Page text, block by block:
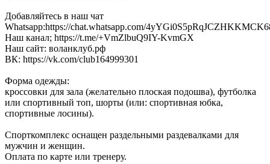
Добавляйтесь в наш чат
Whatsapp:https://chat.whatsapp.com/
Наш канал; https://t.me/+VmZlbuQ9IY-KvmGX
Наш сайт: воланклуб.рф
ВК: https://vk.com/club164999301
Форма одежды:
кроссовки для зала (желательно плоская подошва), футболка
или спортивный топ, шорты (или: спортивная юбка,
спортивные лосины).
Спорткомплекс оснащен раздельными раздевалками для
мужчин и женщин.
Оплата по карте или тренеру.